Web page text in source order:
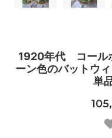
1920年代 コール
ーン色のバットウ
単